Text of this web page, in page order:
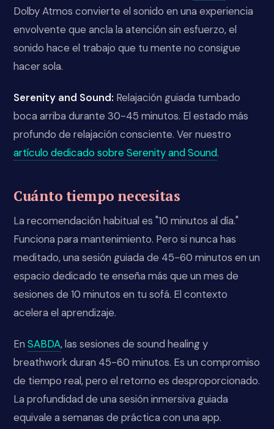
Dolby Atmos convierte el sonido en una experiencia
envolvente que ancla la atención sin esfuerzo, el
sonido hace el trabajo que tu mente no consigue
hacer sola.
Serenity and Sound: Relajación guiada tumbado
boca arriba durante 30-45 minutos. El estado más
profundo de relajación consciente. Ver nuestro
artículo dedicado sobre Serenity and Sound.
Cuánto tiempo necesitas
La recomendación habitual es "10 minutos al día."
Funciona para mantenimiento. Pero si nunca has
meditado, una sesión guiada de 45-60 minutos en un
espacio dedicado te enseña más que un mes de
sesiones de 10 minutos en tu sofá. El contexto
acelera el aprendizaje.
En SABDA, las sesiones de sound healing y
breathwork duran 45-60 minutos. Es un compromiso
de tiempo real, pero el retorno es desproporcionado.
La profundidad de una sesión inmersiva guiada
equivale a semanas de práctica con una app.